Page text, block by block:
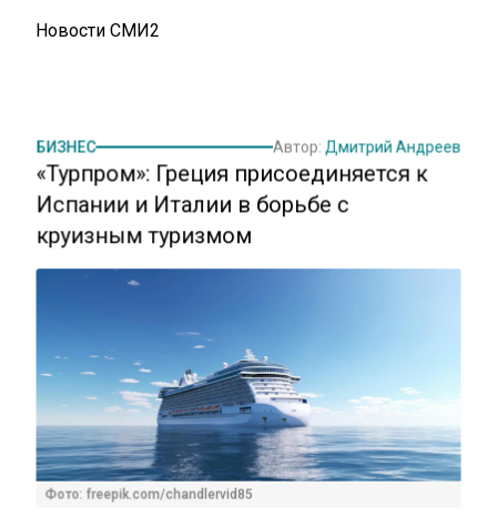
Новости СМИ2
БИЗНЕС Автор: Дмитрий Андреев
«Турпром»: Греция присоединяется к
Испании и Италии в борьбе с
круизным туризмом
Фото: freepik.com/chandlervid85